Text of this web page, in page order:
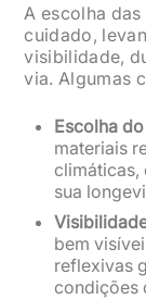
A escolha das
cuidado,
visibilidade,
via. Algumas
Escolha
materiais
climáticas,
sua
bem
reflexivas
condições